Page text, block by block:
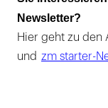
Newsletter?
Hier geht zu den
und zm starter-